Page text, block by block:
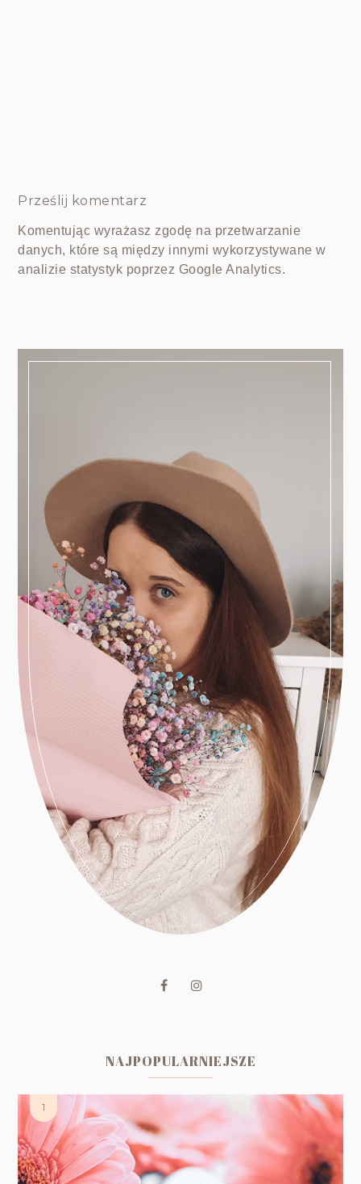
Prześlij komentarz
Komentując wyrażasz zgodę na przetwarzanie
danych, które są między innymi wykorzystywane w
analizie statystyk poprzez Google Analytics.
NAJPOPULARNIEJSZE